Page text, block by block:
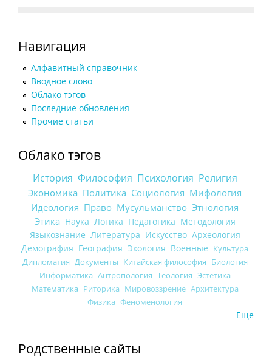
Навигация
Алфавитный справочник
Вводное слово
Облако тэгов
Последние обновления
Прочие статьи
Облако тэгов
История Философия Психология Религия
Экономика Политика Социология Мифология
Идеология Право Мусульманство Этнология
Этика Наука Логика Педагогика Методология
Языкознание Литература Искусство Археология
Демография География Экология Военные Культура
Дипломатия Документы Китайская философия Биология
Информатика Антропология Теология Эстетика
Математика Риторика Мировоззрение Архитектура
Физика Феноменология
Еще
Родственные сайты